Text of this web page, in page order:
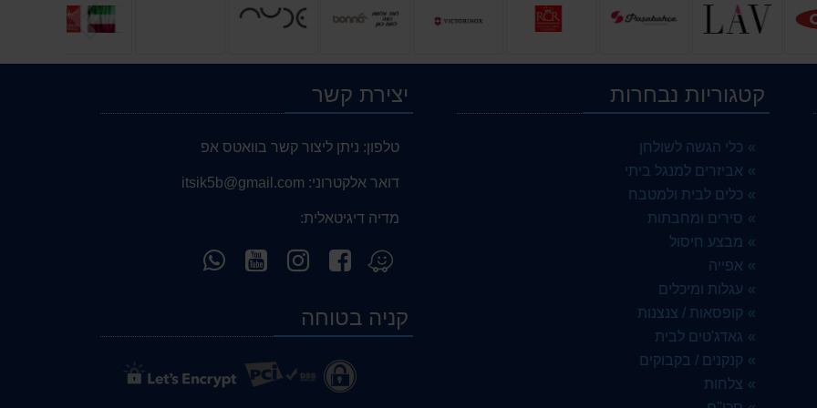
קטגוריות נבחרות
כלי הגשה לשולחן
אביזרים למנגל ביתי
כלים לבית ולמטבח
סירים ומחבתות
מבצע חיסול
אפייה
עגלות ומיכלים
קופסאות / צנצנות
גאדג'טים לבית
קנקנים / בקבוקים
צלחות
יצירת קשר
טלפון: ניתן ליצור קשר בוואטס אפ
דואר אלקטרוני: itsik5b@gmail.com
מדיה דיגיטאלית:
מצא
אותנו
Waze
עקוב
אחרינו
facebook
עקוב
אחרינו
עקוב
אחרינו
קניה בטוחה